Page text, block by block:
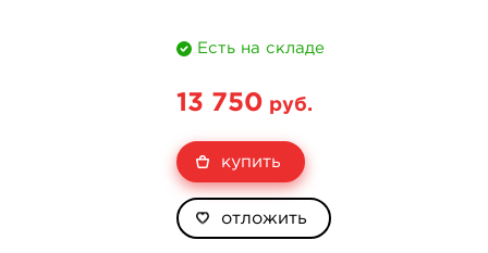
Есть на складе
13 750 руб.
купить
отложить